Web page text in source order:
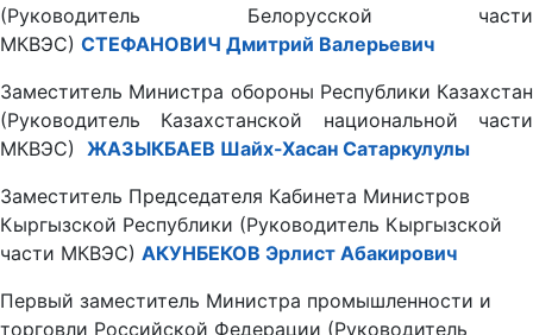
(Руководитель Белорусской части
МКВЭС) СТЕФАНОВИЧ Дмитрий Валерьевич
Заместитель Министра обороны Республики Казахстан
(Руководитель Казахстанской национальной части
МКВЭС) ЖАЗЫКБАЕВ Шайх-Хасан Сатаркулулы
Заместитель Председателя Кабинета Министров
Кыргызской Республики (Руководитель Кыргызской
части МКВЭС) АКУНБЕКОВ Эрлист Абакирович
Первый заместитель Министра промышленности и
торговли Российской Федерации (Руководитель